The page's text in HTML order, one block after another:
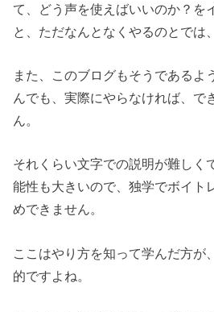
て、どう声を使えばいいのか？を
と、ただなんとなくやるのとでは
また、このブログもそうであるよ
んでも、実際にやらなければ、で
ん。
それくらい文字での説明が難しく
能性も大きいので、独学でボイト
めできません。
ここはやり方を知って学んだ方が
的ですよね。